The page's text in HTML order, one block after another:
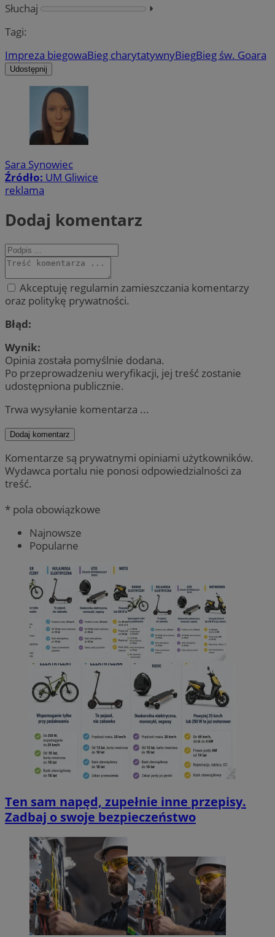
Słuchaj
⏵︎
Tagi:
Impreza biegowaBieg charytatywnyBiegBieg św. Goara
Udostępnij
Sara Synowiec
Źródło: UM Gliwice
reklama
Dodaj komentarz
Akceptuję regulamin zamieszczania komentarzy
oraz politykę prywatności.
Błąd:
Wynik:
Opinia została pomyślnie dodana.
Po przeprowadzeniu weryfikacji, jej treść zostanie
udostępniona publicznie.
Trwa wysyłanie komentarza ...
Dodaj komentarz
Komentarze są prywatnymi opiniami użytkowników.
Wydawca portalu nie ponosi odpowiedzialności za
treść.
* pola obowiązkowe
Najnowsze
Popularne
Ten sam napęd, zupełnie inne przepisy.
Zadbaj o swoje bezpieczeństwo